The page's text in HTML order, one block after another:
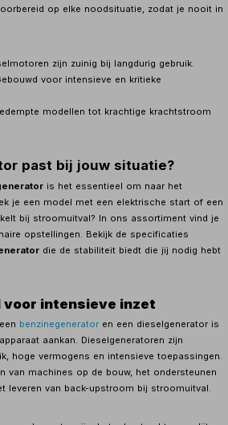
op elke noodsituatie, zodat je nooit in
zijn zuinig bij langdurig gebruik.
voor intensieve en kritieke
modellen tot krachtige krachtstroom
past bij jouw situatie?
is het essentieel om naar het
je een model met een elektrische start of een
bij stroomuitval? In ons assortiment vind je
opstellingen. Bekijk de specificaties
die de stabiliteit biedt die jij nodig hebt
voor intensieve inzet
benzinegenerator en een dieselgenerator is
aankan. Dieselgeneratoren zijn
hoge vermogens en intensieve toepassingen.
van machines op de bouw, het ondersteunen
leveren van back-upstroom bij stroomuitval.